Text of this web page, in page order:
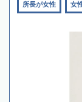
所長が女性 女